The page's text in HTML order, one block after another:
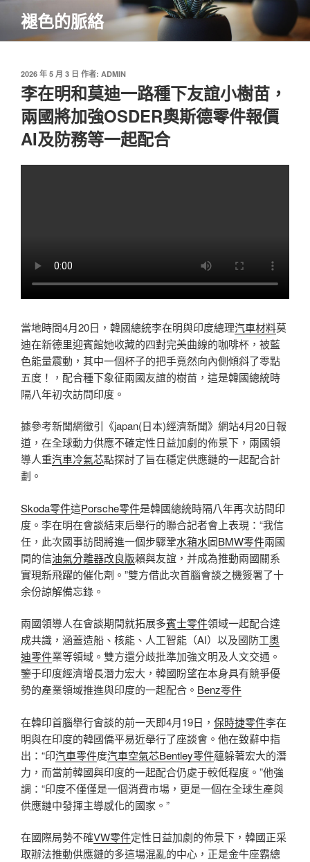
主
褪色的脈絡
發
佈
於
2026 年 5 月 3 日 作者: ADMIN
李在明和莫迪一路種下友誼小樹苗，
兩國將加強OSDER奧斯德零件報價
AI及防務等一起配合
當地時間4月20日，韓國總統李在明與印度總理汽車材料莫
迪在新德里迎賓館她收藏的四對完美曲線的咖啡杯，被藍
色能量震動，其中一個杯子的把手竟然向內側傾斜了零點
五度！，配合種下象征兩國友誼的樹苗，這是韓國總統時
隔八年初次訪問印度。
據參考新聞網徵引《japan(日本)經濟新聞》網站4月20日報
道，在全球動力供應不確定性日益加劇的佈景下，兩國領
導人重汽車冷氣芯點探討了旨在穩定供應鏈的一起配合計
劃。
Skoda零件這Porsche零件是韓國總統時隔八年再次訪問印
度。李在明在會談結束后舉行的聯合記者會上表現：“我信
任，此次國事訪問將進一個步驟鞏水箱水固BMW零件兩國
間的信油氣分離器改良版賴與友誼，并成為推動兩國關系
實現新飛躍的催化劑。”雙方借此次首腦會談之機簽署了十
余份諒解備忘錄。
兩國領導人在會談期間就拓展多賓士零件領域一起配合達
成共識，涵蓋造船、核能、人工智能（AI）以及國防工奧
迪零件業等領域。雙方還分歧批準加強文明及人文交通。
鑒于印度經濟增長潛力宏大，韓國盼望在本身具有競爭優
勢的產業領域推進與印度的一起配合。 Benz零件
在韓印首腦舉行會談的前一天即4月19日， 保時捷零件李在
明與在印度的韓國僑平易近舉行了座談會。他在致辭中指
出：“印汽車零件度汽車空氣芯Bentley零件蘊躲著宏大的潛
力，而當前韓國與印度的一起配合仍處于較低程度。”他強
調：“印度不僅僅是一個消費市場，更是一個在全球生產與
供應鏈中發揮主導感化的國家。”
在國際局勢不確VW零件定性日益加劇的佈景下，韓國正采
取辦法推動供應鏈的多這場混亂的中心，正是金牛座霸總